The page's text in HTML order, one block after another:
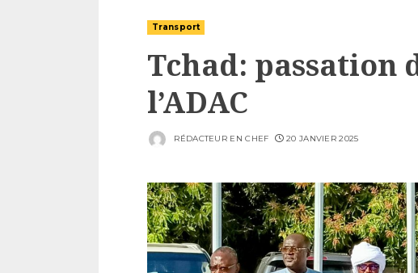
Transport
Tchad: passation
l’ADAC
RÉDACTEUR EN CHEF 20 JANVIER 2025